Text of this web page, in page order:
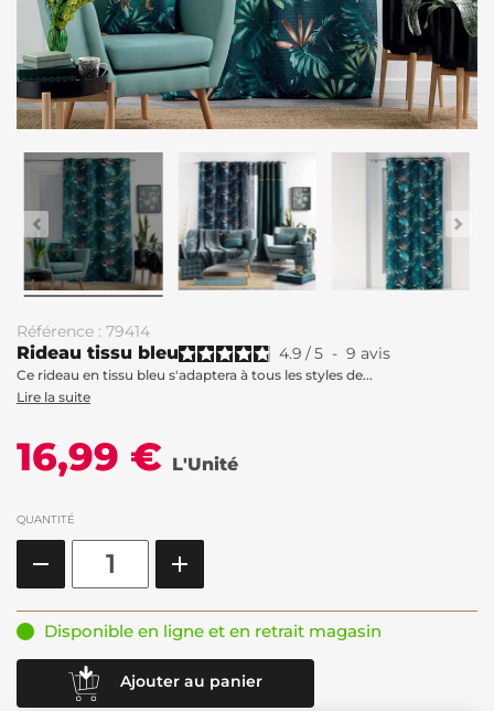
Référence : 79414
Rideau tissu bleu 4.9 /5 - 9 avis
Ce rideau en tissu bleu s'adaptera à tous les styles de...
Lire la suite
16,99 € L'Unité
QUANTITÉ
Disponible en ligne et en retrait magasin
Ajouter au panier